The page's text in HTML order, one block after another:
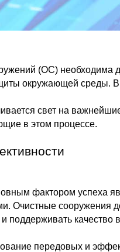
(ОС) необходима
окружающей среды.
свет на
в этом процессе.
фактором успеха
Очистные сооружения
поддерживать качество
передовых и